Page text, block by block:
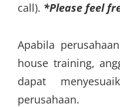
call). *Please feel
Apabila
house training,
dapat
perusahaan.